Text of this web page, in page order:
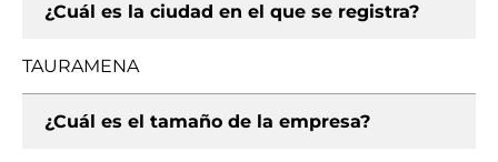
¿Cuál es la ciudad en el que se registra?
TAURAMENA
¿Cuál es el tamaño de la empresa?